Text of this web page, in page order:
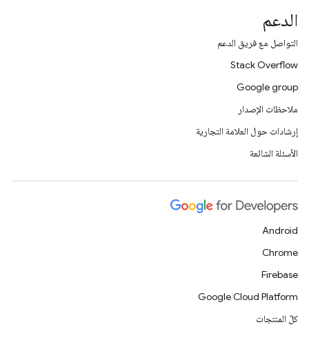
الدعم
التواصل مع فريق الدعم
Stack Overflow
Google group
ملاحظات الإصدار
إرشادات حول العلامة التجارية
الأسئلة الشائعة
Android
Chrome
Firebase
Google Cloud Platform
كلّ المنتجات